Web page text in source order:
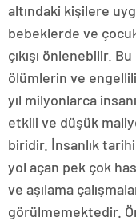
altındaki kişilere
bebeklerde ve
çıkışı önlenebilir.
ölümlerin ve
yıl milyonlarca
etkili ve düşük
biridir. İnsanlık
yol açan pek çok
ve aşılama
görülmemektedir.